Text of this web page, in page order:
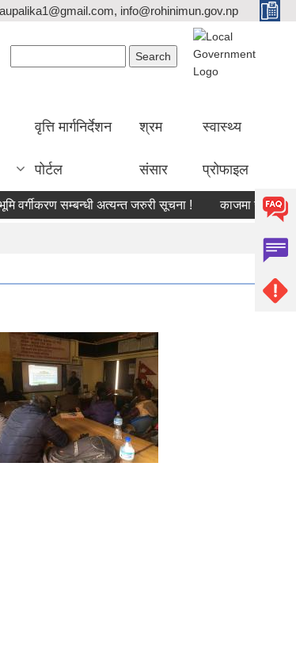
info@rohinimun.gov.np
वृत्ति मार्गनिर्देशन
पोर्टल
श्रम
संसार
स्वास्थ्य
प्रोफाइल
सम्बन्धी अत्यन्त जरुरी सूचना ! काजमा खटाइएको